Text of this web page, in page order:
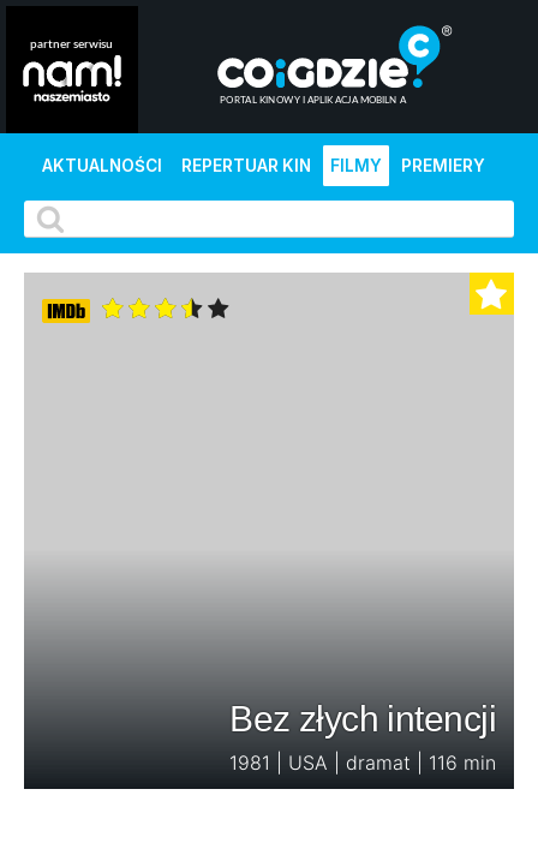
AKTUALNOŚCI REPERTUAR KIN FILMY PREMIERY
Bez złych intencji
1981 | USA | dramat | 116 min